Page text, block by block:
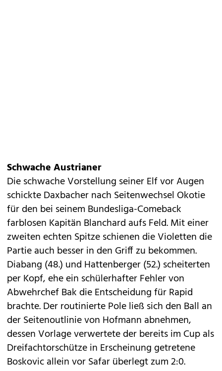
Schwache Austrianer
Die schwache Vorstellung seiner Elf vor Augen
schickte Daxbacher nach Seitenwechsel Okotie
für den bei seinem Bundesliga-Comeback
farblosen Kapitän Blanchard aufs Feld. Mit einer
zweiten echten Spitze schienen die Violetten die
Partie auch besser in den Griff zu bekommen.
Diabang (48.) und Hattenberger (52.) scheiterten
per Kopf, ehe ein schülerhafter Fehler von
Abwehrchef Bak die Entscheidung für Rapid
brachte. Der routinierte Pole ließ sich den Ball an
der Seitenoutlinie von Hofmann abnehmen,
dessen Vorlage verwertete der bereits im Cup als
Dreifachtorschütze in Erscheinung getretene
Boskovic allein vor Safar überlegt zum 2:0.